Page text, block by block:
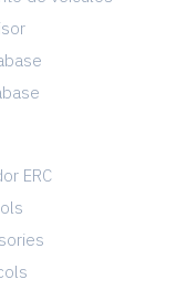
ERC